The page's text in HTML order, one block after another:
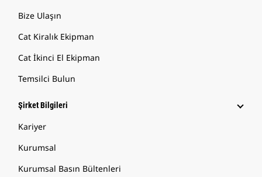
Bize Ulaşın
Cat Kiralık Ekipman
Cat İkinci El Ekipman
Temsilci Bulun
Şirket Bilgileri
Kariyer
Kurumsal
Kurumsal Basın Bültenleri